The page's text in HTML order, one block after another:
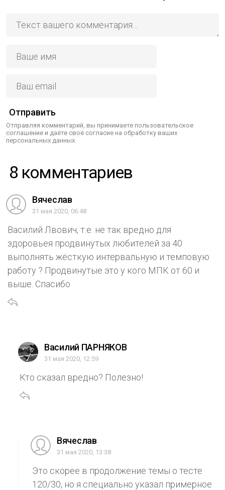
Отправить
Отправляя комментарий, вы принимаете пользовательское
соглашение и даёте своё согласие на обработку ваших
персональных данных.
8 комментариев
Вячеслав
31 мая 2020, 06:48
Василий Лвович, т.е. не так вредно для
здоровьея продвинутых любителей за 40
выполнять жёсткую интервальную и темповую
работу ? Продвинутые это у кого МПК от 60 и
выше. Спасибо
Василий ПАРНЯКОВ
31 мая 2020, 12:59
Кто сказал вредно? Полезно!
Вячеслав
31 мая 2020, 13:38
Это скорее в продолжение темы о тесте
120/30, но я специально указал примерное